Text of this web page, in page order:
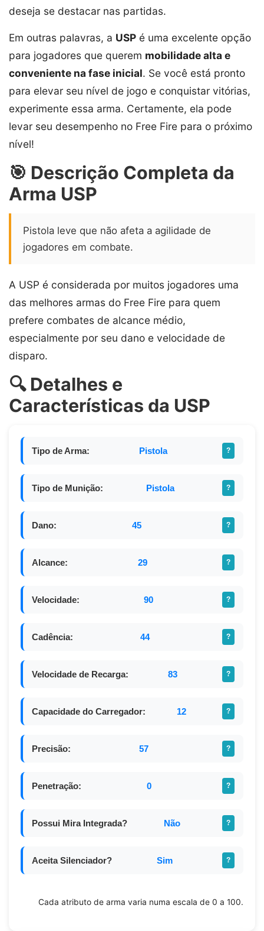
deseja se destacar nas partidas.
Em outras palavras, a USP é uma excelente opção
para jogadores que querem mobilidade alta e
conveniente na fase inicial. Se você está pronto
para elevar seu nível de jogo e conquistar vitórias,
experimente essa arma. Certamente, ela pode
levar seu desempenho no Free Fire para o próximo
nível!
🎯 Descrição Completa da
Arma USP
Pistola leve que não afeta a agilidade de
jogadores em combate.
A USP é considerada por muitos jogadores uma
das melhores armas do Free Fire para quem
prefere combates de alcance médio,
especialmente por seu dano e velocidade de
disparo.
🔍 Detalhes e
Características da USP
Tipo de Arma: Pistola ?
Tipo de Munição: Pistola ?
Dano: 45 ?
Alcance: 29 ?
Velocidade: 90 ?
Cadência: 44 ?
Velocidade de Recarga: 83 ?
Capacidade do Carregador: 12 ?
Precisão: 57 ?
Penetração: 0 ?
Possui Mira Integrada? Não ?
Aceita Silenciador? Sim ?
Cada atributo de arma varia numa escala de 0 a 100.